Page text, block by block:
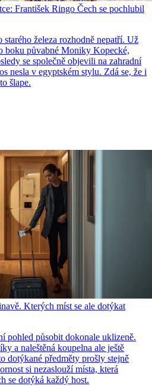
František Ringo Čech se pochlubil
železa rozhodně nepatří. Už
boku půvabné Moniky Kopecké,
se společně objevili na zahradní
nesla v egyptském stylu. Zdá se, že i
šlape.
Kterých míst se ale dotýkat
pohled působit dokonale uklizeně.
a naleštěná koupelna ale ještě
dotýkané předměty prošly stejně
si nezaslouží místa, která
se dotýká každý host.